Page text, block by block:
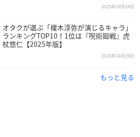
2025年10月24日
オタクが選ぶ「榎木淳弥が演じるキャラ」
ランキングTOP10！1位は『呪術廻戦』虎
杖悠仁【2025年版】
2025年10月19日
もっと見る